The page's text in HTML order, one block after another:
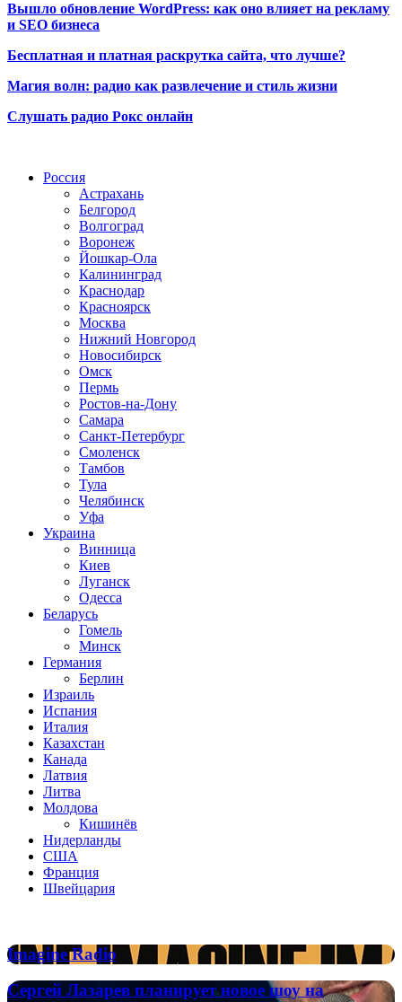
Вышло обновление WordPress: как оно влияет на рекламу
и SEO бизнеса
Бесплатная и платная раскрутка сайта, что лучше?
Магия волн: радио как развлечение и стиль жизни
Слушать радио Рокс онлайн
Россия
Астрахань
Белгород
Волгоград
Воронеж
Йошкар-Ола
Калининград
Краснодар
Красноярск
Москва
Нижний Новгород
Новосибирск
Омск
Пермь
Ростов-на-Дону
Самара
Санкт-Петербург
Смоленск
Тамбов
Тула
Челябинск
Уфа
Украина
Винница
Киев
Луганск
Одесса
Беларусь
Гомель
Минск
Германия
Берлин
Израиль
Испания
Италия
Казахстан
Канада
Латвия
Литва
Молдова
Кишинёв
Нидерланды
США
Франция
Швейцария
Imagine
Radio
Imagine Radio
Сергей
Сергей Лазарев планирует новое шоу на